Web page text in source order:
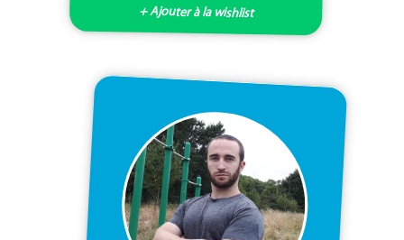
+ Ajouter à la wishlist